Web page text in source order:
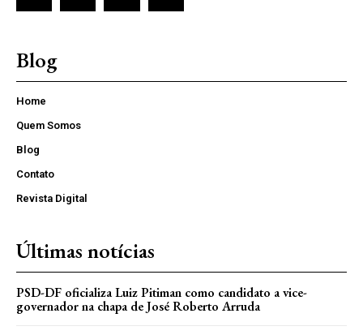
Blog
Home
Quem Somos
Blog
Contato
Revista Digital
Últimas notícias
PSD-DF oficializa Luiz Pitiman como candidato a vice-
governador na chapa de José Roberto Arruda